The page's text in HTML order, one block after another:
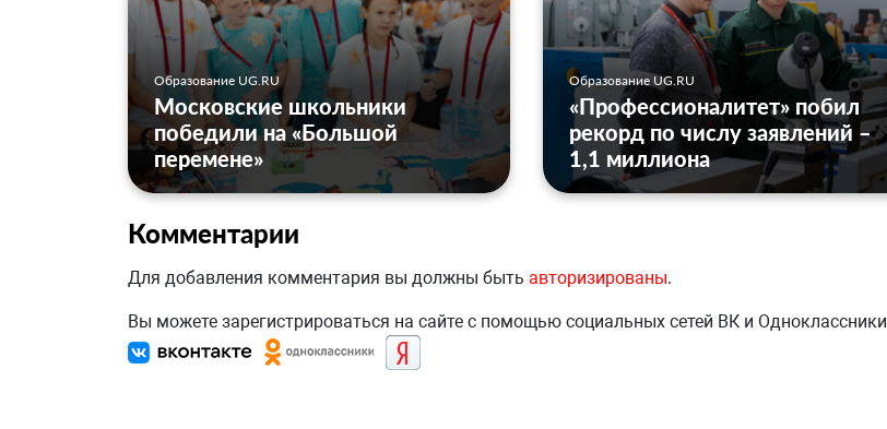
Образование UG.RU
Московские школьники
победили на «Большой
перемене»
Образование UG.RU
«Профессионалитет» побил
рекорд по числу заявлений –
1,1 миллиона
Комментарии
Для добавления комментария вы должны быть авторизированы.
Вы можете зарегистрироваться на сайте с помощью социальных сетей ВК и Одноклассники